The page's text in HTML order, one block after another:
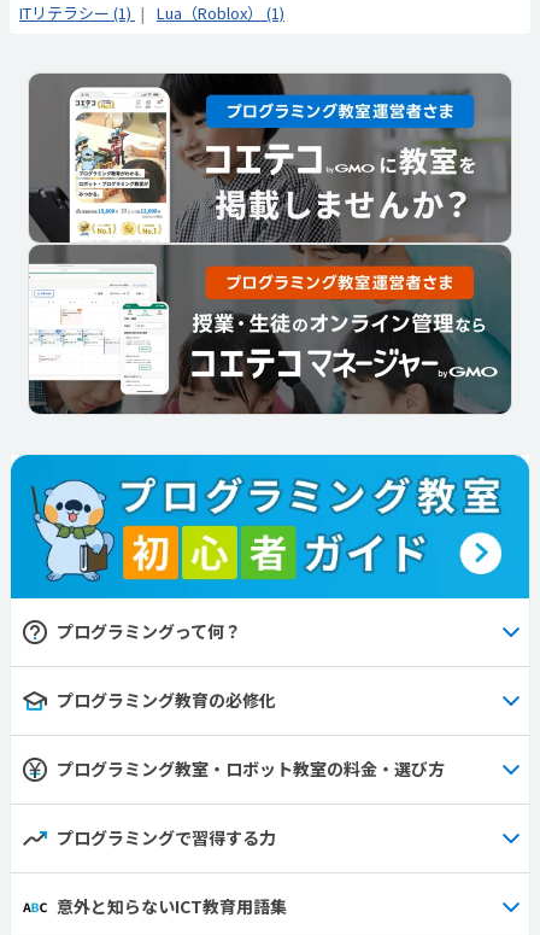
ITリテラシー (1)
Lua（Roblox） (1)
プログラミングって何？
プログラミング教育の必修化
プログラミング教室・ロボット教室の料金・選び方
プログラミングで習得する力
意外と知らないICT教育用語集